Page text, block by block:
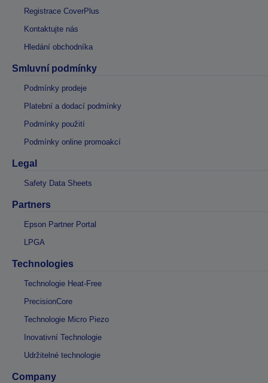
Registrace CoverPlus
Kontaktujte nás
Hledání obchodníka
Smluvní podmínky
Podmínky prodeje
Platební a dodací podmínky
Podmínky použití
Podmínky online promoakcí
Legal
Safety Data Sheets
Partners
Epson Partner Portal
LPGA
Technologies
Technologie Heat-Free
PrecisionCore
Technologie Micro Piezo
Inovativní Technologie
Udržitelné technologie
Company